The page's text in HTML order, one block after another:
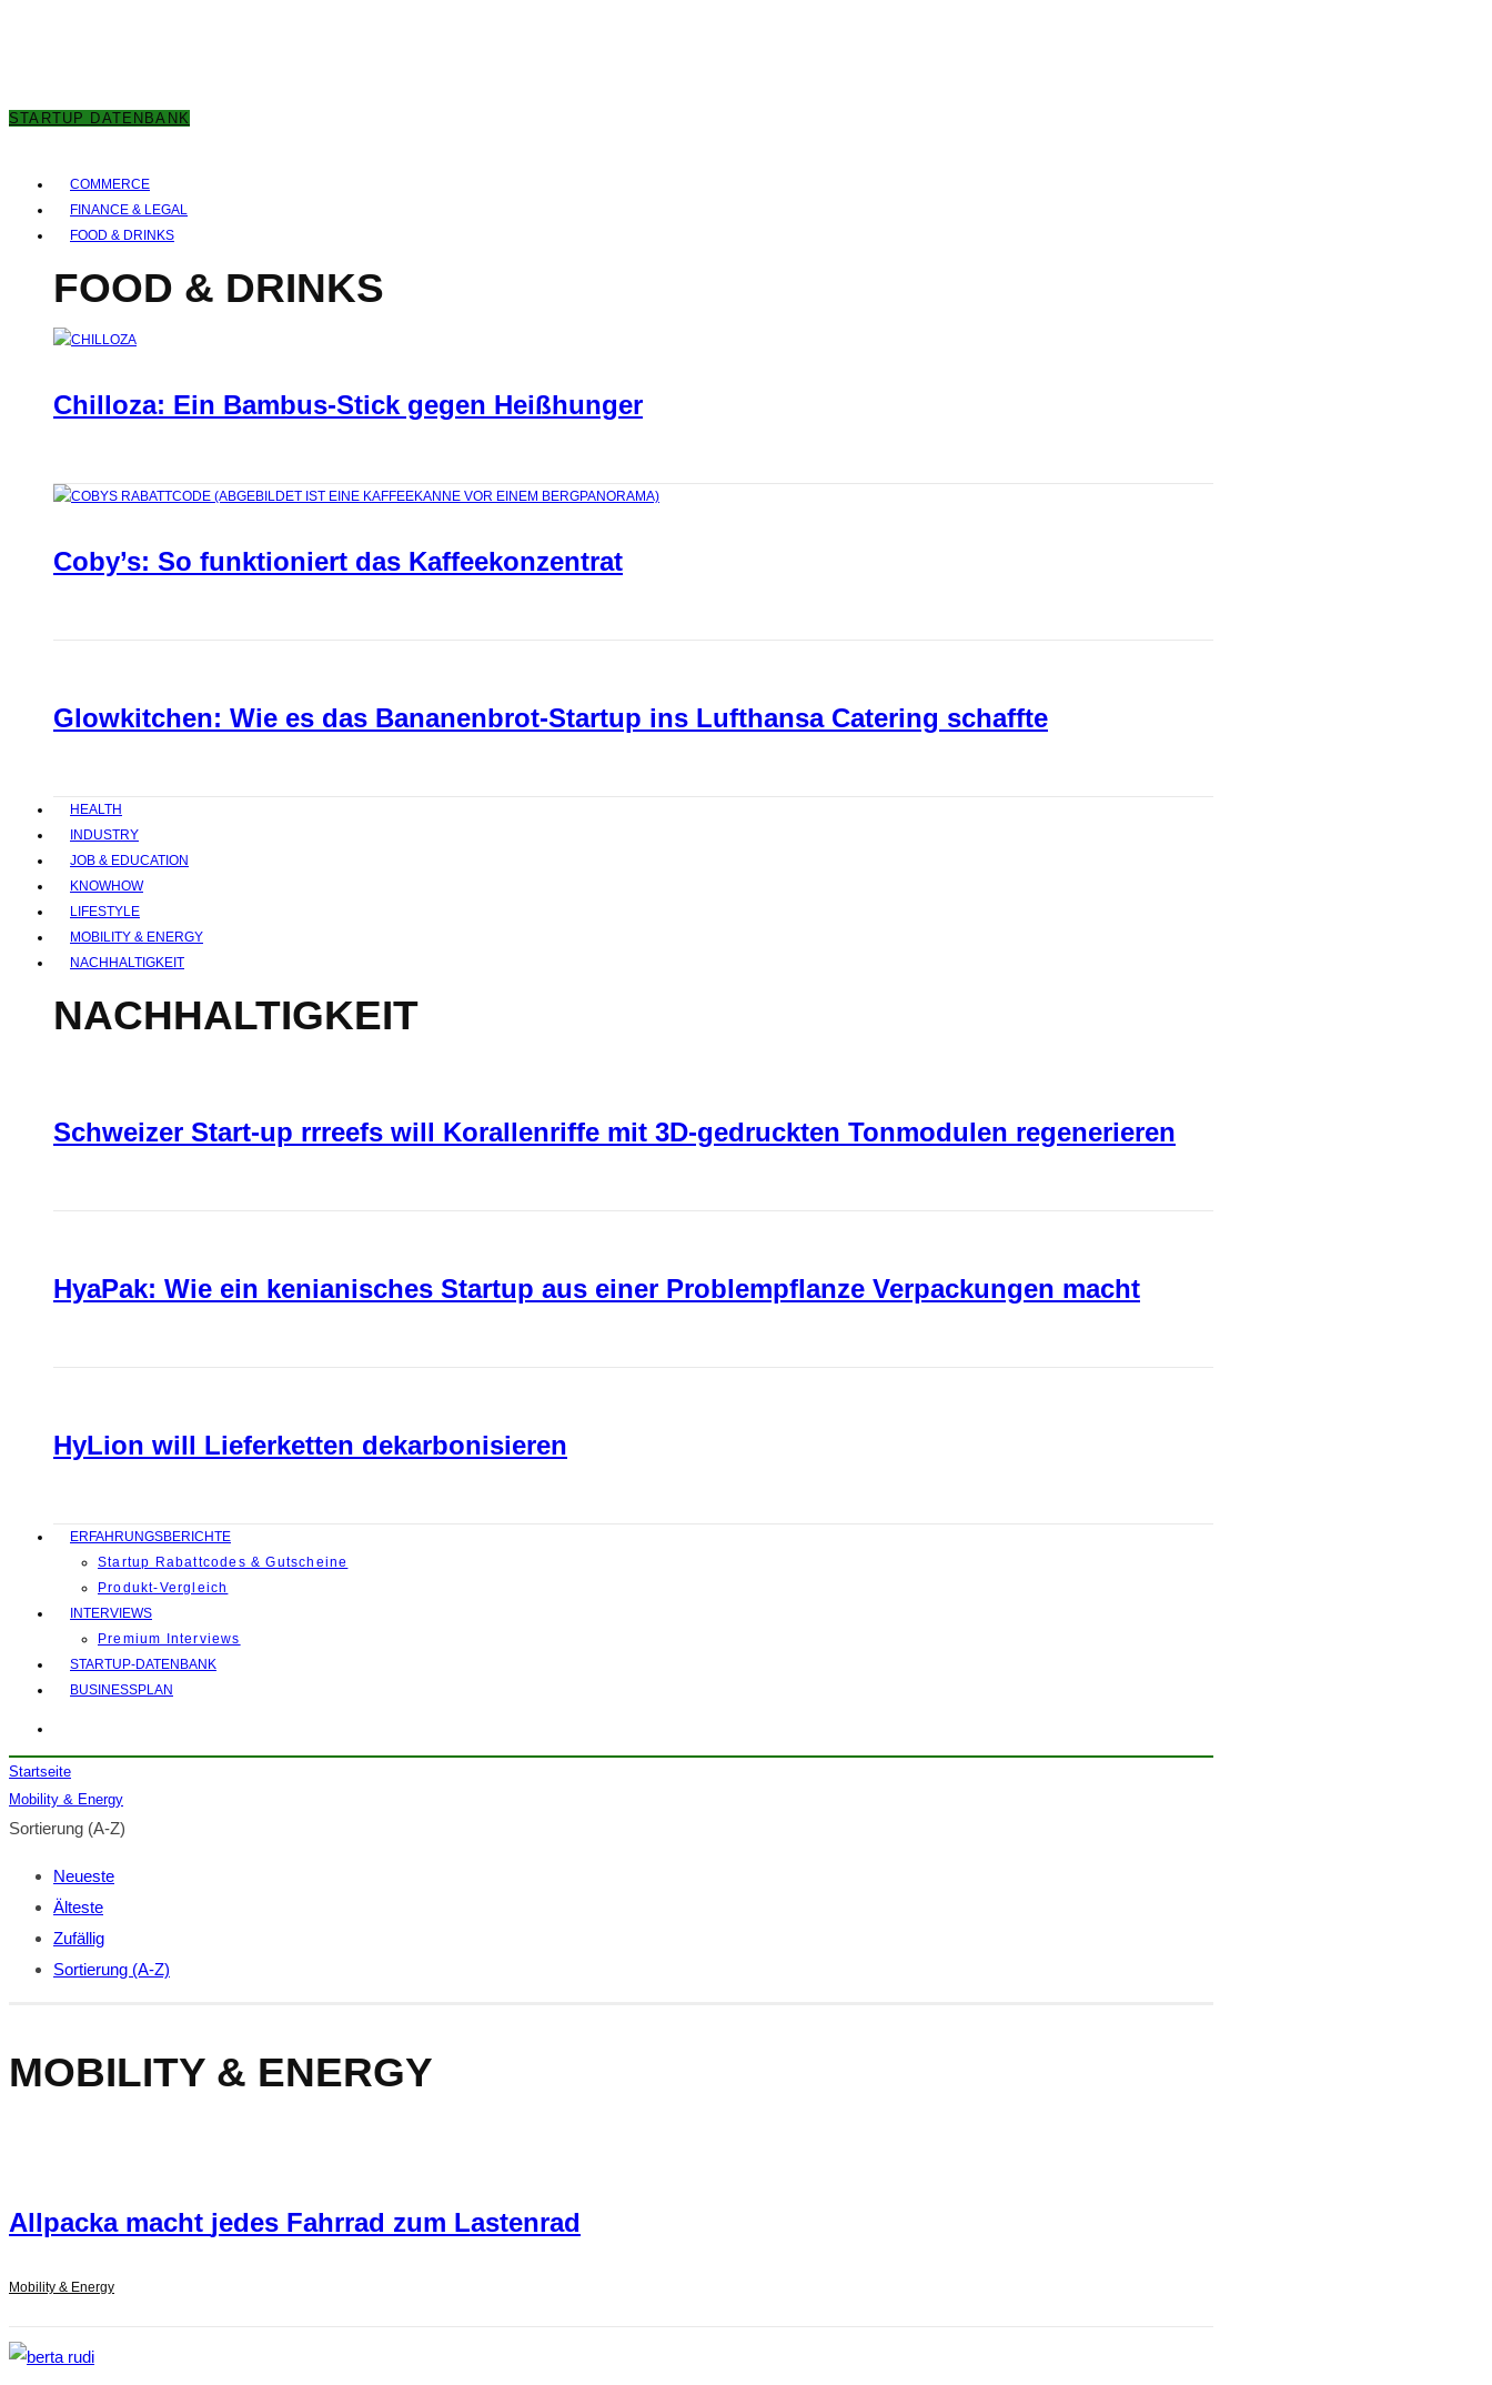
STARTUP DATENBANK
COMMERCE
FINANCE & LEGAL
FOOD & DRINKS
FOOD & DRINKS
Chilloza: Ein Bambus-Stick gegen Heißhunger
Coby’s: So funktioniert das Kaffeekonzentrat
Glowkitchen: Wie es das Bananenbrot-Startup ins Lufthansa Catering schaffte
HEALTH
INDUSTRY
JOB & EDUCATION
KNOWHOW
LIFESTYLE
MOBILITY & ENERGY
NACHHALTIGKEIT
NACHHALTIGKEIT
Schweizer Start-up rrreefs will Korallenriffe mit 3D-gedruckten Tonmodulen regenerieren
HyaPak: Wie ein kenianisches Startup aus einer Problempflanze Verpackungen macht
HyLion will Lieferketten dekarbonisieren
ERFAHRUNGSBERICHTE
Startup Rabattcodes & Gutscheine
Produkt-Vergleich
INTERVIEWS
Premium Interviews
STARTUP-DATENBANK
BUSINESSPLAN
Startseite
Mobility & Energy
Sortierung (A-Z)
Neueste
Älteste
Zufällig
Sortierung (A-Z)
MOBILITY & ENERGY
Allpacka macht jedes Fahrrad zum Lastenrad
Mobility & Energy